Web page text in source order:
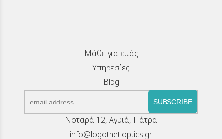
Μάθε για εμάς
Υπηρεσίες
Blog
SUBSCRIBE
Νοταρά 12, Αγυιά, Πάτρα
info@logothetioptics.gr